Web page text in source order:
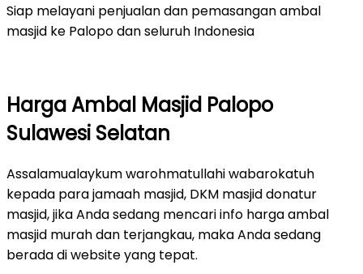
Siap melayani penjualan dan pemasangan ambal
masjid ke Palopo dan seluruh Indonesia
Harga Ambal Masjid Palopo
Sulawesi Selatan
Assalamualaykum warohmatullahi wabarokatuh
kepada para jamaah masjid, DKM masjid donatur
masjid, jika Anda sedang mencari info harga ambal
masjid murah dan terjangkau, maka Anda sedang
berada di website yang tepat.